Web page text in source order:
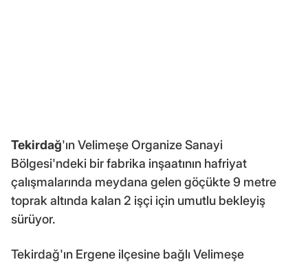
Tekirdağ'ın Velimeşe Organize Sanayi
Bölgesi'ndeki bir fabrika inşaatının hafriyat
çalışmalarında meydana gelen göçükte 9 metre
toprak altında kalan 2 işçi için umutlu bekleyiş
sürüyor.
Tekirdağ'ın Ergene ilçesine bağlı Velimeşe